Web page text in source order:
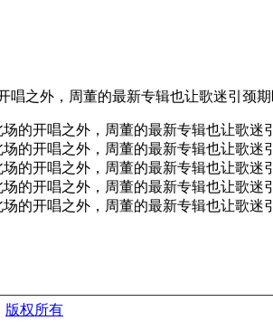
唱之外，周董的最新专辑也让歌迷引颈
的开唱之外，周董的最新专辑也让歌迷
的开唱之外，周董的最新专辑也让歌迷
的开唱之外，周董的最新专辑也让歌迷
的开唱之外，周董的最新专辑也让歌迷
的开唱之外，周董的最新专辑也让歌迷
版权所有